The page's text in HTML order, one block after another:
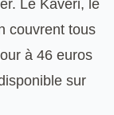
Le Kavéri, le
couvrent tous
à 46 euros
sur